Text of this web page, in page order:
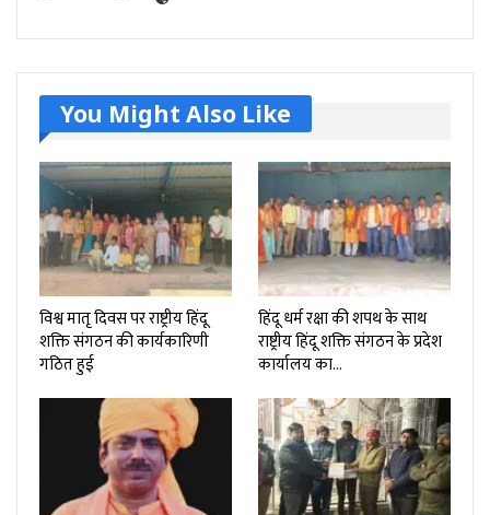
You Might Also Like
विश्व मातृ दिवस पर राष्ट्रीय हिंदू
शक्ति संगठन की कार्यकारिणी
गठित हुई
हिंदू धर्म रक्षा की शपथ के साथ
राष्ट्रीय हिंदू शक्ति संगठन के प्रदेश
कार्यालय का…